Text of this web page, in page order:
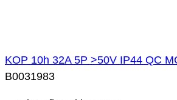
KOP 10h 32A 5P >50V IP44 QC
B0031983